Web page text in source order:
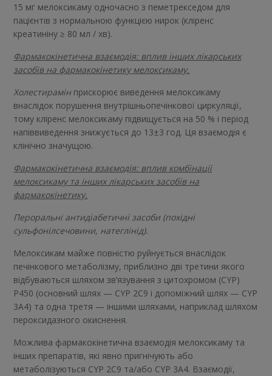
15 мг мелоксикаму одночасно з пеметрекседом для
пацієнтів з нормальною функцією нирок (кліренс
креатиніну ≥ 80 мл / хв).
Фармакокінетична взаємодія: вплив інших лікарських
засобів на фармакокінетику мелоксикаму.
Холестирамін прискорює виведення мелоксикаму
внаслідок порушення внутрішньопечінкової циркуляції,
тому кліренс мелоксикаму підвищується на 50 % і період
напіввиведення знижується до 13±3 год. Ця взаємодія є
клінічно значущою.
Фармакокінетична взаємодія: вплив комбінації
мелоксикаму та інших лікарських засобів на
фармакокінетику.
Пероральні антидіабетичні засоби (похідні
сульфонілсечовини, натеглінід).
Мелоксикам майже повністю руйнується внаслідок
печінкового метаболізму, приблизно дві третини якого
відбуваються шляхом зв’язування з цитохромом (CYP)
Р450 (основний шлях — CYP 2C9 і допоміжний шлях — CYP
3A4) та одна третя — іншими шляхами, наприклад шляхом
пероксидазного окиснення.
Можлива фармакокінетична взаємодія мелоксикаму та
інших препаратів, які явно пригнічують або
метаболізуються СYР 2С9 та/або СYР 3А4. Взаємодії,